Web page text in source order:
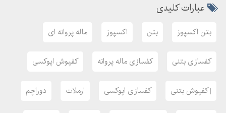
بام لند
و پروژه دیگر
عبارات کلیدی
بتن اکسپوز بتن اکسپوز ماله پروانه ای
کفسازی بتنی کفسازی ماله پروانه کفپوش اپوکسی
| کفپوش بتنی کفسازی اپوکسی ارملات دوراچم